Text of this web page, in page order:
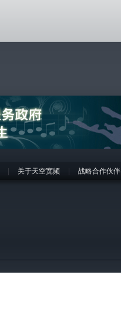
关于天空宽频 战略合作伙伴